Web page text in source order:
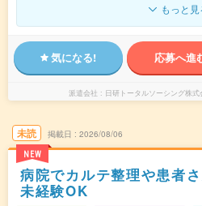
もっと見
気になる! 応募へ進
派遣会社 日研トータルソーシング株
未読
NEW
掲載日 2026/08/06
病院でカルテ整理や患者
未経験OK